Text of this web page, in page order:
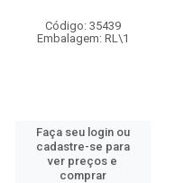
Código: 35439
Embalagem: RL\1
Faça seu login ou
cadastre-se para
ver preços e
comprar